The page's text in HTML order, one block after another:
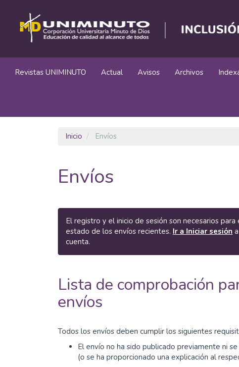
principal
Contenido
principal
Barra
lateral
Revistas UNIMINUTO Actual Avisos Archivos
Inicio Envíos
Envíos
El registro y el inicio de sesión son necesarios
estado de los envíos recientes. Ir a Iniciar sesión
cuenta.
Lista de comprobación
envíos
Todos los envíos deben cumplir los siguientes
El envío no ha sido publicado previamente ni
(o se ha proporcionado una explicación al